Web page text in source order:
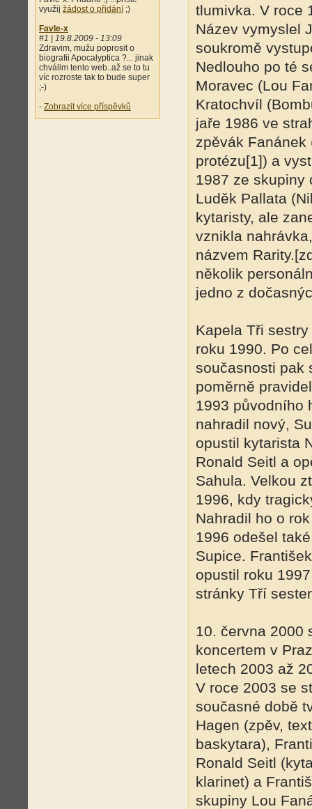
využij žádost o přidání ;)
Favle-x
#1 | 19.8.2009 - 13:09
Zdravim, mužu poprosit o
biografii Apocalyptica ?... jinak
chválim tento web..až se to tu
víc rozroste tak to bude super
;-)
- Zobrazit více příspěvků
tlumivka. V roce
Název vymyslel
soukromě
Nedlouho po té
Moravec (Lou
Kratochvíl
jaře 1986 ve
zpěvák
protézu[1]) a
1987 ze skupiny
Luděk Pallata
kytaristy, ale
vznikla
názvem
několik
jedno z
Kapela Tři
roku 1990. Po
současnosti pak
poměrně
1993 původního
nahradil nový,
opustil kytarista
Ronald Seitl a
Sahula. Velkou
1996, kdy
Nahradil ho o
1996 odešel
Supice.
opustil roku
stránky Tří sester
10. června 2000
koncertem v
letech 2003 až
V roce 2003 se
současné době
Hagen (zpěv,
baskytara),
Ronald Seitl
klarinet) a
skupiny Lou